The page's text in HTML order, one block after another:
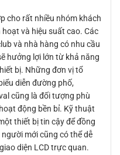
cho rất nhiều nhóm khách
và hiệu suất cao. Các
và nhà hàng có nhu cầu
hưởng lợi lớn từ khả năng
bị. Những đơn vị tổ
diễn đường phố,
cũng là đối tượng phù
động bền bỉ. Kỹ thuật
thiết bị tin cậy để đồng
mới cũng có thể dễ
diện LCD trực quan.